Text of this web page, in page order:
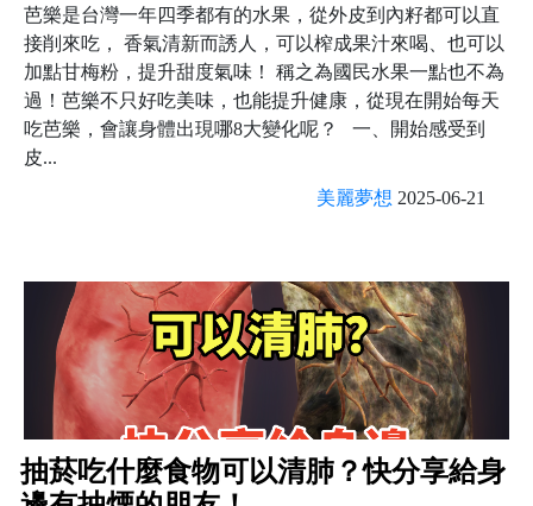
芭樂是台灣一年四季都有的水果，從外皮到內籽都可以直
接削來吃， 香氣清新而誘人，可以榨成果汁來喝、也可以
加點甘梅粉，提升甜度氣味！ 稱之為國民水果一點也不為
過！芭樂不只好吃美味，也能提升健康，從現在開始每天
吃芭樂，會讓身體出現哪8大變化呢？ 一、開始感受到
皮...
美麗夢想 2025-06-21
抽菸吃什麼食物可以清肺？快分享給身